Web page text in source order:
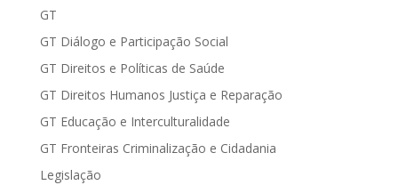
GT
GT Diálogo e Participação Social
GT Direitos e Políticas de Saúde
GT Direitos Humanos Justiça e Reparação
GT Educação e Interculturalidade
GT Fronteiras Criminalização e Cidadania
Legislação